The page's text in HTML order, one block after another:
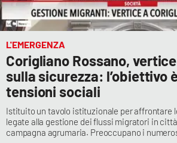
L'EMERGENZA
Corigliano Rossano,
sulla sicurezza: l’obiettivo
tensioni sociali
Istituito un tavolo istituzionale per affrontare
legate alla gestione dei flussi migratori in
campagna agrumaria. Preoccupano i